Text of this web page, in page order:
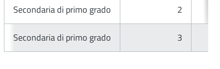
Secondaria di primo grado 2
Secondaria di primo grado 3